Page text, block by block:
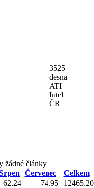
3525
desna
ATI
Intel
ČR
žádné články.
Srpen Červenec
Celkem
62.24 74.95
12465.20